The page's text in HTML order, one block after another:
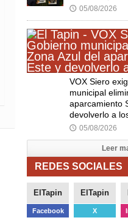
🕔 05/08/2026
VOX Siero
municipal
aparcamiento
devolverlo a
🕔 05/08/2026
Leer
REDES SOCIALES
ElTapin
Facebook
ElTapin
X